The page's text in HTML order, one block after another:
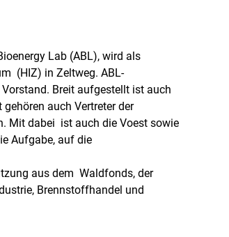
Lab (ABL), wird als
(HIZ) in Zeltweg. ABL-
Breit aufgestellt ist auch
auch Vertreter der
Mit dabei ist auch die Voest sowie
Aufgabe, auf die
aus dem Waldfonds, der
Brennstoffhandel und